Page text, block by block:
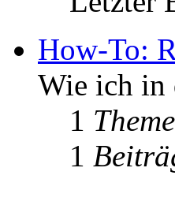
How-To:
Wie ich in
1
1